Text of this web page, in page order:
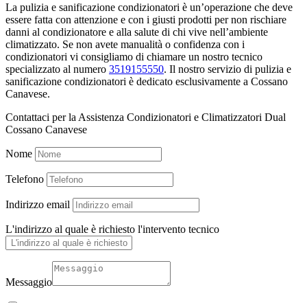
La pulizia e sanificazione condizionatori è un’operazione che deve
essere fatta con attenzione e con i giusti prodotti per non rischiare
danni al condizionatore e alla salute di chi vive nell’ambiente
climatizzato. Se non avete manualità o confidenza con i
condizionatori vi consigliamo di chiamare un nostro tecnico
specializzato al numero 3519155550. Il nostro servizio di pulizia e
sanificazione condizionatori è dedicato esclusivamente a Cossano
Canavese.
Contattaci per la Assistenza Condizionatori e Climatizzatori Dual
Cossano Canavese
Nome
Telefono
Indirizzo email
L'indirizzo al quale è richiesto l'intervento tecnico
Messaggio